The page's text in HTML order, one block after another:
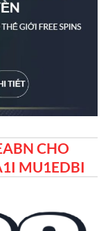
CHO
MU1EDBI